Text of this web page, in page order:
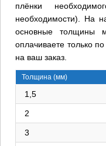
плёнки
необходимости). На
основные толщины
оплачиваете только
на ваш заказ.
Толщина (мм)
1,5
2
3